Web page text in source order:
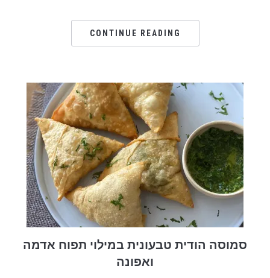
CONTINUE READING
סמוסה הודית טבעונית במילוי תפוח אדמה
ואפונה